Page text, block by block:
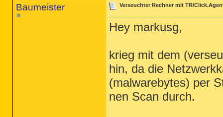
Baumeister Verseuchter Rechner mit TR/
Hey markusg,
krieg mit dem
hin, da die
(malwarebytes) per
nen Scan durch.